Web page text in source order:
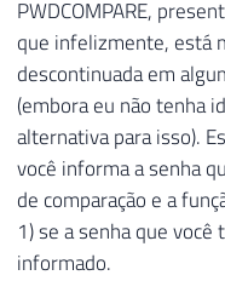
PWDCOMPARE,
que infelizmente, está
descontinuada em
(embora eu não tenha
alternativa para isso).
você informa a senha
de comparação e a
1) se a senha que
informado.